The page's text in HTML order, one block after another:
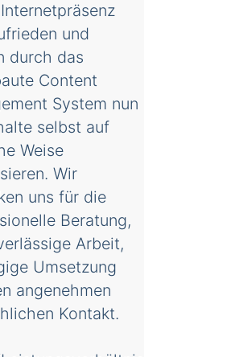
und
durch das
Content
System nun
selbst auf
Weise
Wir
uns für die
Beratung,
Arbeit,
Umsetzung
angenehmen
Kontakt.